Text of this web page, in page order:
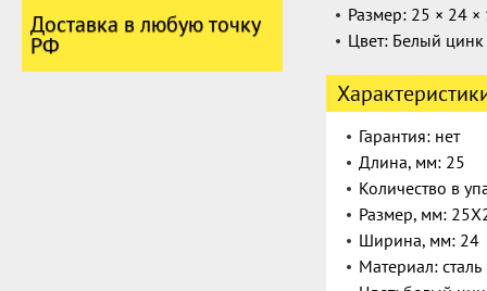
Доставка в любую точку
РФ
Размер: 25 × 24 ×
Цвет: Белый цинк
Гарантия: нет
Длина, мм: 25
Количество в
Размер, мм:
Ширина, мм: 24
Материал: сталь